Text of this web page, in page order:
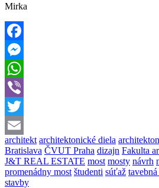
Mirka
Facebook
Messenger
WhatsApp
Viber
Twitter
Email
architekt architektonické diela
Bratislava ČVUT Praha dizajn Fakulta
J&T REAL ESTATE most mosty návrh
promenádny most študenti súťaž
stavby